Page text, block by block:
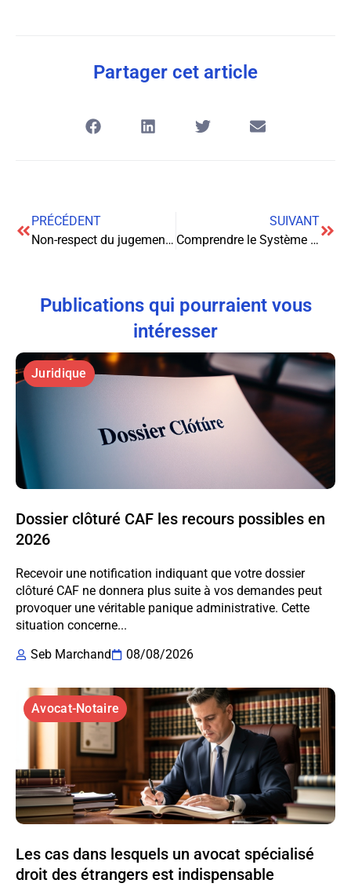
Partager cet article
PRÉCÉDENT
Non-respect du jugement rendu par le Juge aux Affaires Familiales : Quels recours juridiques ?
SUIVANT
Comprendre le Système de Bonus-Malus dans l’Assurance Automobile : Un Guide Juridique
Publications qui pourraient vous
intéresser
Juridique
Dossier clôturé CAF les recours possibles en
2026
Recevoir une notification indiquant que votre dossier
clôturé CAF ne donnera plus suite à vos demandes peut
provoquer une véritable panique administrative. Cette
situation concerne...
Seb Marchand
08/08/2026
Avocat-Notaire
Les cas dans lesquels un avocat spécialisé
droit des étrangers est indispensable